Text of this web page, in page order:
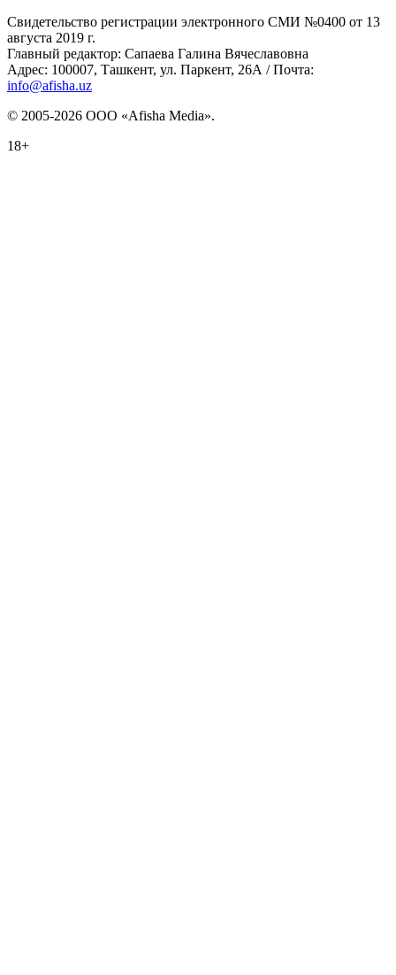
Свидетельство регистрации электронного СМИ №0400 от 13
августа 2019 г.
Главный редактор: Сапаева Галина Вячеславовна
Адрес: 100007, Ташкент, ул. Паркент, 26А / Почта:
info@afisha.uz
© 2005-2026 ООО «Afisha Media».
18+